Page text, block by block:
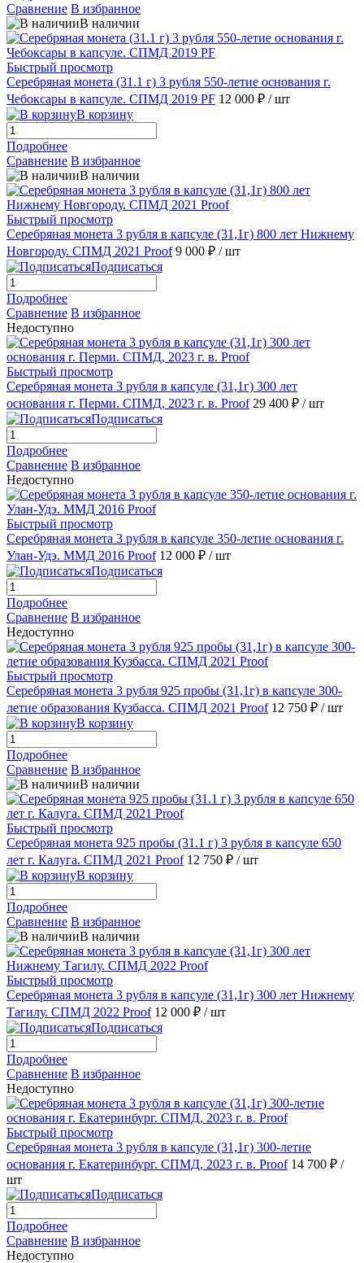
Сравнение В избранное
В наличии
Быстрый просмотр
Серебряная монета (31.1 г) 3 рубля 550-летие основания г.
Чебоксары в капсуле. СПМД 2019 PF 12 000 ₽ / шт
В корзину
Подробнее
Сравнение В избранное
В наличии
Быстрый просмотр
Серебряная монета 3 рубля в капсуле (31,1г) 800 лет Нижнему
Новгороду. СПМД 2021 Proof 9 000 ₽ / шт
Подписаться
Подробнее
Сравнение В избранное
Недоступно
Быстрый просмотр
Серебряная монета 3 рубля в капсуле (31,1г) 300 лет
основания г. Перми. СПМД, 2023 г. в. Proof 29 400 ₽ / шт
Подписаться
Подробнее
Сравнение В избранное
Недоступно
Быстрый просмотр
Серебряная монета 3 рубля в капсуле 350-летие основания г.
Улан-Удэ. ММД 2016 Proof 12 000 ₽ / шт
Подписаться
Подробнее
Сравнение В избранное
Недоступно
Быстрый просмотр
Серебряная монета 3 рубля 925 пробы (31,1г) в капсуле 300-
летие образования Кузбасса. СПМД 2021 Proof 12 750 ₽ / шт
В корзину
Подробнее
Сравнение В избранное
В наличии
Быстрый просмотр
Серебряная монета 925 пробы (31.1 г) 3 рубля в капсуле 650
лет г. Калуга. СПМД 2021 Proof 12 750 ₽ / шт
В корзину
Подробнее
Сравнение В избранное
В наличии
Быстрый просмотр
Серебряная монета 3 рубля в капсуле (31,1г) 300 лет Нижнему
Тагилу. СПМД 2022 Proof 12 000 ₽ / шт
Подписаться
Подробнее
Сравнение В избранное
Недоступно
Быстрый просмотр
Серебряная монета 3 рубля в капсуле (31,1г) 300-летие
основания г. Екатеринбург. СПМД, 2023 г. в. Proof 14 700 ₽ /
шт
Подписаться
Подробнее
Сравнение В избранное
Недоступно